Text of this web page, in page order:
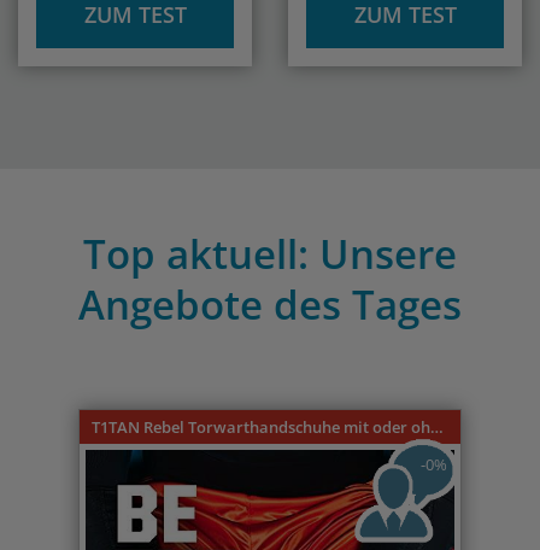
ZUM TEST
ZUM TEST
Top aktuell: Unsere
Angebote des Tages
T1TAN Rebel Torwarthandschuhe mit oder ohne Fingerschutz
-0%